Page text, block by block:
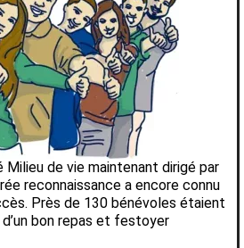
Milieu de vie maintenant dirigé par
reconnaissance a encore connu
Près de 130 bénévoles étaient
bon repas et festoyer